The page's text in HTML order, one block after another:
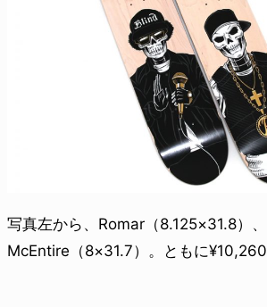
写真左から、Romar（8.125×31.8）、
McEntire（8×31.7）。ともに¥10,260